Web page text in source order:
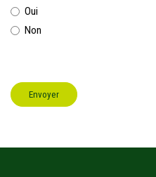
Oui
Non
Envoyer